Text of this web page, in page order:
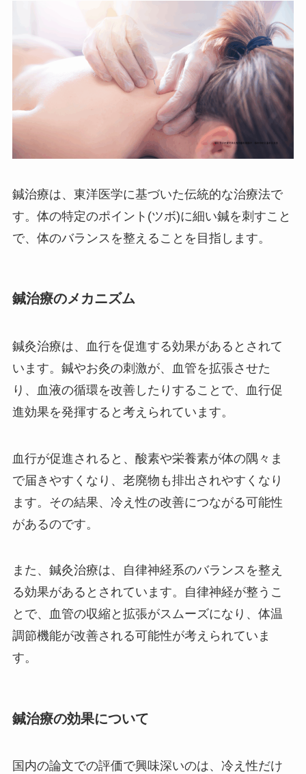
鍼治療は、東洋医学に基づいた伝統的な治療法で
す。体の特定のポイント(ツボ)に細い鍼を刺すこと
で、体のバランスを整えることを目指します。
鍼治療のメカニズム
鍼灸治療は、血行を促進する効果があるとされて
います。鍼やお灸の刺激が、血管を拡張させた
り、血液の循環を改善したりすることで、血行促
進効果を発揮すると考えられています。
血行が促進されると、酸素や栄養素が体の隅々ま
で届きやすくなり、老廃物も排出されやすくなり
ます。その結果、冷え性の改善につながる可能性
があるのです。
また、鍼灸治療は、自律神経系のバランスを整え
る効果があるとされています。自律神経が整うこ
とで、血管の収縮と拡張がスムーズになり、体温
調節機能が改善される可能性が考えられていま
す。
鍼治療の効果について
国内の論文での評価で興味深いのは、冷え性だけ